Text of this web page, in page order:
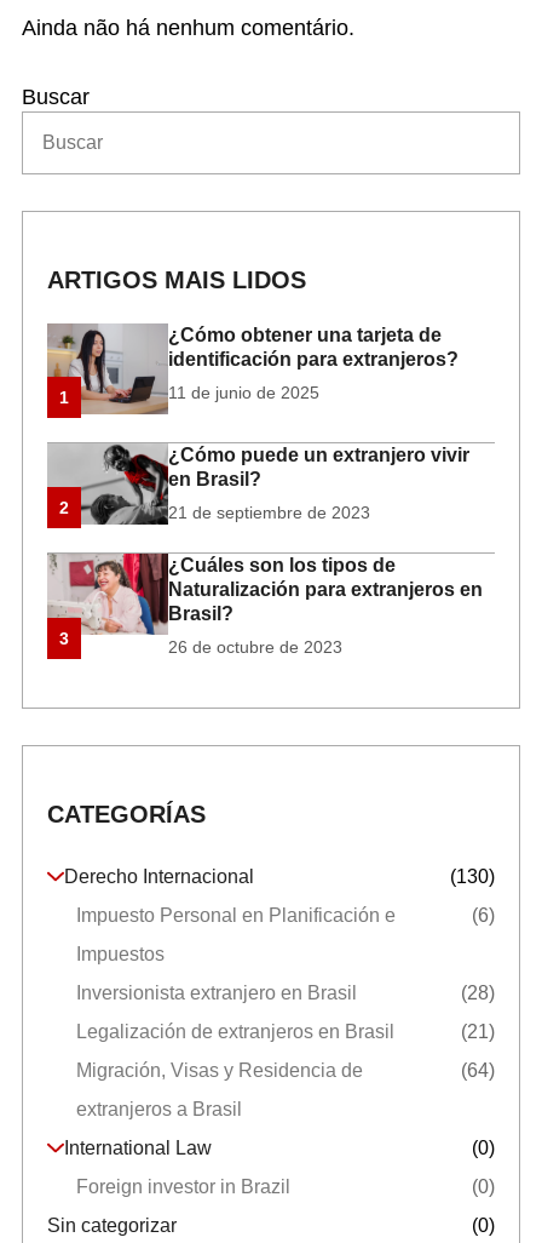
Ainda não há nenhum comentário.
Buscar
ARTIGOS MAIS LIDOS
1
¿Cómo obtener una tarjeta de
identificación para extranjeros?
11 de junio de 2025
2
¿Cómo puede un extranjero vivir
en Brasil?
21 de septiembre de 2023
3
¿Cuáles son los tipos de
Naturalización para extranjeros en
Brasil?
26 de octubre de 2023
CATEGORÍAS
Derecho Internacional
(130)
Impuesto Personal en Planificación e
Impuestos
(6)
Inversionista extranjero en Brasil
(28)
Legalización de extranjeros en Brasil
(21)
Migración, Visas y Residencia de
extranjeros a Brasil
(64)
International Law
(0)
Foreign investor in Brazil
(0)
Sin categorizar
(0)